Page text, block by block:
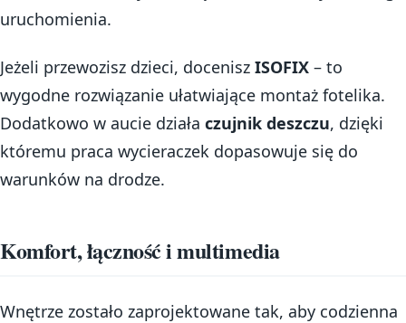
uruchomienia.
Jeżeli przewozisz dzieci, docenisz ISOFIX – to
wygodne rozwiązanie ułatwiające montaż fotelika.
Dodatkowo w aucie działa czujnik deszczu, dzięki
któremu praca wycieraczek dopasowuje się do
warunków na drodze.
Komfort, łączność i multimedia
Wnętrze zostało zaprojektowane tak, aby codzienna